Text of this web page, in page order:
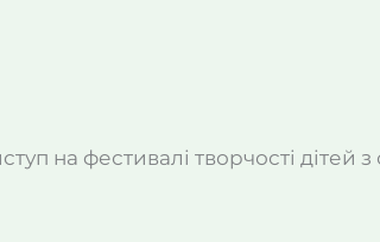
на фестивалі творчості